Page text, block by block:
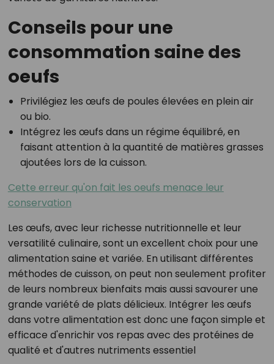
Conseils pour une
consommation saine des
oeufs
Privilégiez les œufs de poules élevées en plein air
ou bio.
Intégrez les œufs dans un régime équilibré, en
faisant attention à la quantité de matières grasses
ajoutées lors de la cuisson.
Cette erreur qu'on fait les oeufs menace leur
conservation
Les œufs, avec leur richesse nutritionnelle et leur
versatilité culinaire, sont un excellent choix pour une
alimentation saine et variée. En utilisant différentes
méthodes de cuisson, on peut non seulement profiter
de leurs nombreux bienfaits mais aussi savourer une
grande variété de plats délicieux. Intégrer les œufs
dans votre alimentation est donc une façon simple et
efficace d'enrichir vos repas avec des protéines de
qualité et d'autres nutriments essentiel